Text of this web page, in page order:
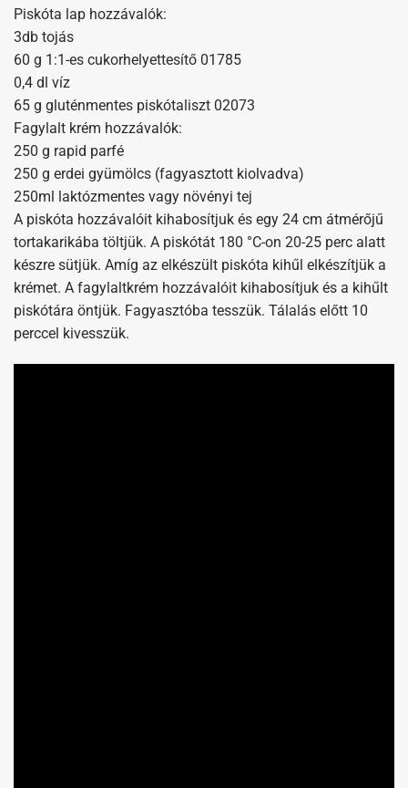
Piskóta lap hozzávalók:
3db tojás
60 g 1:1-es cukorhelyettesítő 01785
0,4 dl víz
65 g gluténmentes piskótaliszt 02073
Fagylalt krém hozzávalók:
250 g rapid parfé
250 g erdei gyümölcs (fagyasztott kiolvadva)
250ml laktózmentes vagy növényi tej
A piskóta hozzávalóit kihabosítjuk és egy 24 cm átmérőjű
tortakarikába töltjük. A piskótát 180 °C-on 20-25 perc alatt
készre sütjük. Amíg az elkészült piskóta kihűl elkészítjük a
krémet. A fagylaltkrém hozzávalóit kihabosítjuk és a kihűlt
piskótára öntjük. Fagyasztóba tesszük. Tálalás előtt 10
perccel kivesszük.